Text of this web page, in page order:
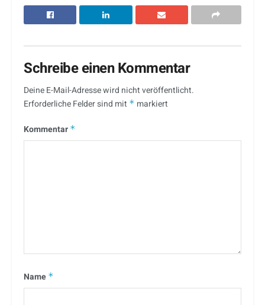
Schreibe einen Kommentar
Deine E-Mail-Adresse wird nicht veröffentlicht.
Erforderliche Felder sind mit * markiert
Kommentar *
Name *